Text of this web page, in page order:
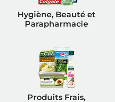
Hygiène, Beauté et
Parapharmacie
Produits Frais,